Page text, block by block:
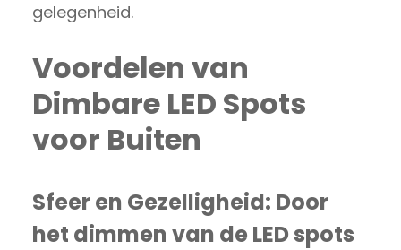
gelegenheid.
Voordelen van
Dimbare LED Spots
voor Buiten
Sfeer en Gezelligheid: Door
het dimmen van de LED spots